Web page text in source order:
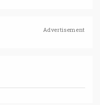
Advertisement